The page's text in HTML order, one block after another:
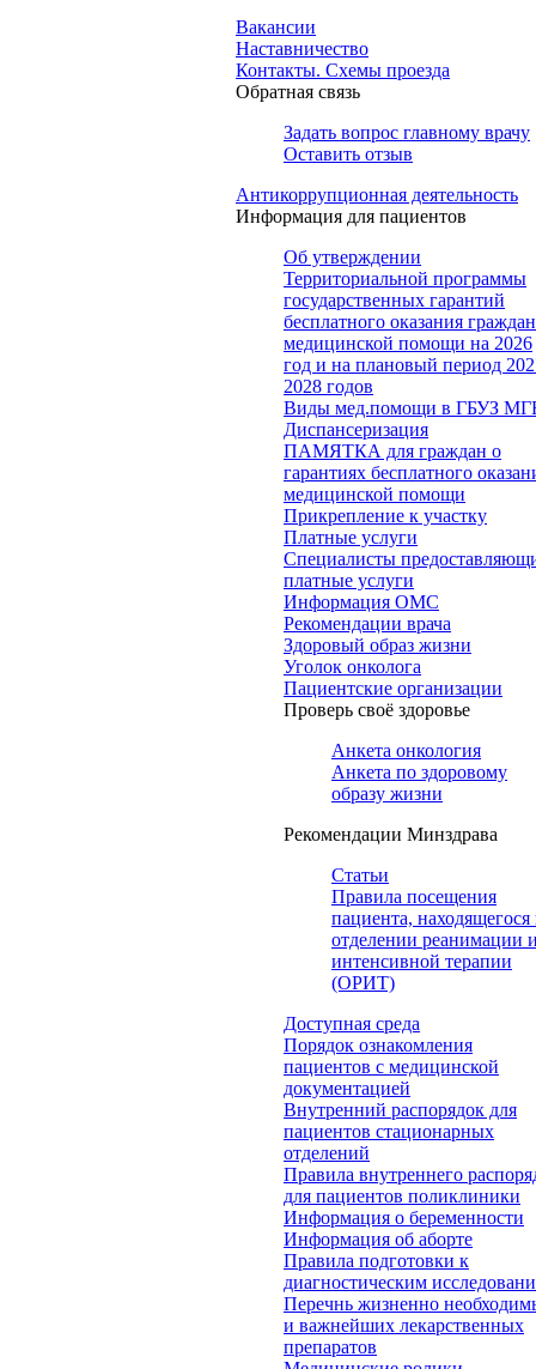
Вакансии
Наставничество
Контакты. Схемы проезда
Обратная связь
Задать вопрос главному врачу
Оставить отзыв
Антикоррупционная деятельность
Информация для пациентов
Об утверждении
Территориальной программы
государственных гарантий
бесплатного оказания
медицинской помощи на 2026
год и на плановый период
2028 годов
Виды мед.помощи в ГБУЗ
Диспансеризация
ПАМЯТКА для граждан о
гарантиях бесплатного
медицинской помощи
Прикрепление к участку
Платные услуги
Специалисты
платные услуги
Информация ОМС
Рекомендации врача
Здоровый образ жизни
Уголок онколога
Пациентские организации
Проверь своё здоровье
Анкета онкология
Анкета по здоровому
образу жизни
Рекомендации Минздрава
Статьи
Правила посещения
пациента, находящегося
отделении реанимации и
интенсивной терапии
(ОРИТ)
Доступная среда
Порядок ознакомления
пациентов с медицинской
документацией
Внутренний распорядок для
пациентов стационарных
отделений
Правила внутреннего
для пациентов поликлиники
Информация о беременности
Информация об аборте
Правила подготовки к
диагностическим
Перечнь жизненно
и важнейших лекарственных
препаратов